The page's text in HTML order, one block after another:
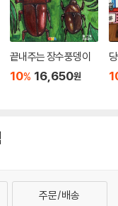
끝내주는 장수풍뎅이
10% 16,650원
주문/배송